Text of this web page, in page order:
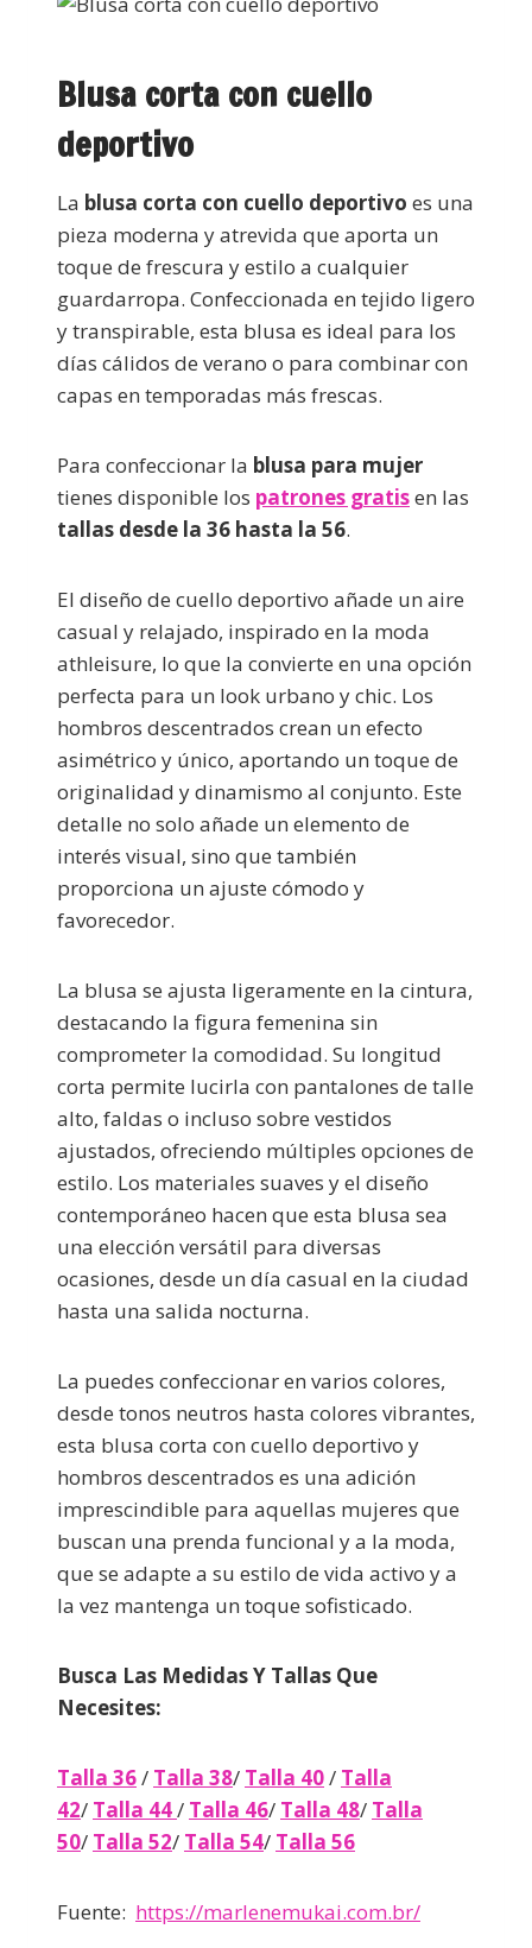
Blusa corta con cuello
deportivo
La blusa corta con cuello deportivo es una
pieza moderna y atrevida que aporta un
toque de frescura y estilo a cualquier
guardarropa. Confeccionada en tejido ligero
y transpirable, esta blusa es ideal para los
días cálidos de verano o para combinar con
capas en temporadas más frescas.
Para confeccionar la blusa para mujer
tienes disponible los patrones gratisen las
tallas desde la 36 hasta la 56.
El diseño de cuello deportivo añade un aire
casual y relajado, inspirado en la moda
athleisure, lo que la convierte en una opción
perfecta para un look urbano y chic. Los
hombros descentrados crean un efecto
asimétrico y único, aportando un toque de
originalidad y dinamismo al conjunto. Este
detalle no solo añade un elemento de
interés visual, sino que también
proporciona un ajuste cómodo y
favorecedor.
La blusa se ajusta ligeramente en la cintura,
destacando la figura femenina sin
comprometer la comodidad. Su longitud
corta permite lucirla con pantalones de talle
alto, faldas o incluso sobre vestidos
ajustados, ofreciendo múltiples opciones de
estilo. Los materiales suaves y el diseño
contemporáneo hacen que esta blusa sea
una elección versátil para diversas
ocasiones, desde un día casual en la ciudad
hasta una salida nocturna.
La puedes confeccionar en varios colores,
desde tonos neutros hasta colores vibrantes,
esta blusa corta con cuello deportivo y
hombros descentrados es una adición
imprescindible para aquellas mujeres que
buscan una prenda funcional y a la moda,
que se adapte a su estilo de vida activo y a
la vez mantenga un toque sofisticado.
Busca Las Medidas Y Tallas Que
Necesites:
Talla 36/ Talla 38/ Talla 40/ Talla
42/ Talla 44/ Talla 46/ Talla 48/ Talla
50/ Talla 52/ Talla 54/ Talla 56
Fuente: https://marlenemukai.com.br/